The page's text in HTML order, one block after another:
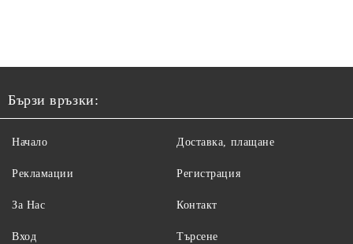
Бързи връзки:
Начало
Рекламации
За Нас
Вход
Доставка, плащане
Регистрация
Контакт
Търсене